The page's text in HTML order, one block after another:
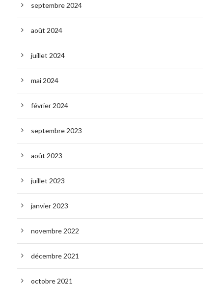
septembre 2024
août 2024
juillet 2024
mai 2024
février 2024
septembre 2023
août 2023
juillet 2023
janvier 2023
novembre 2022
décembre 2021
octobre 2021